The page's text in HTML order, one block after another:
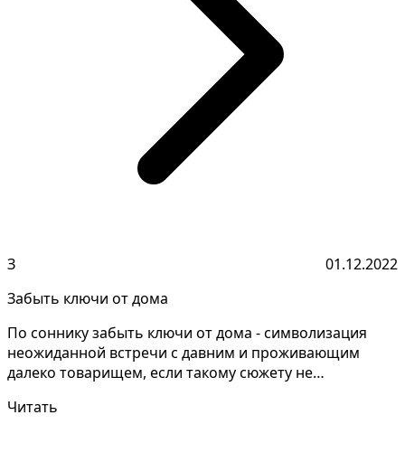
З
01.12.2022
Забыть ключи от дома
По соннику забыть ключи от дома - символизация
неожиданной встречи с давним и проживающим
далеко товарищем, если такому сюжету не
Читать